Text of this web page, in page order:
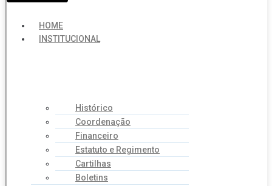
HOME
INSTITUCIONAL
Histórico
Coordenação
Financeiro
Estatuto e Regimento
Cartilhas
Boletins